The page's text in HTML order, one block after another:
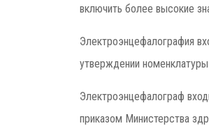
включить более высокие
Электроэнцефалография
утверждении
Электроэнцефалограф
приказом Министерства